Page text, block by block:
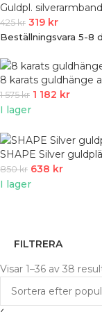
Guldpl.
425kr 319 kr
Beställningsvara 5-8
8 karats guldhänge
1 575kr 1 182 kr
I lager
SHAPE Silver
850kr 638 kr
I lager
FILTRERA
Visar 1–36 av 38